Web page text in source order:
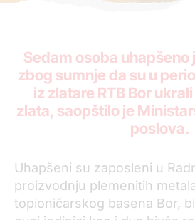
Sedam osoba uhapšeno
zbog sumnje da su u
iz zlatare RTB Bor
zlata, saopštilo je
poslova.
Uhapšeni su zaposleni u
proizvodnju plemenitih
topioničarskog basena Bor,